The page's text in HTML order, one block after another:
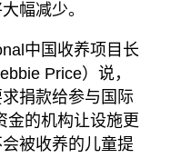
幅减少。
中国收养项目长
Price）说，
捐款给参与国际
金的机构让设施更
被收养的儿童提